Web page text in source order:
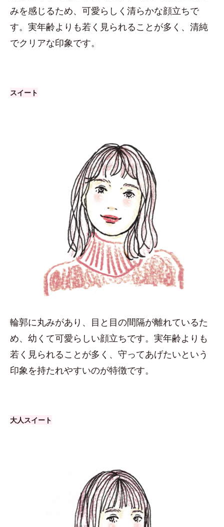
みを感じるため、可愛らしく清らかな顔立ちで
す。実年齢よりも若く見られることが多く、清純
でクリアな印象です。
スイート
輪郭に丸みがあり、目と目の間隔が離れているた
め、幼くて可愛らしい顔立ちです。実年齢よりも
若く見られることが多く、守ってあげたいという
印象を持たれやすいのが特徴です。
大人スイート